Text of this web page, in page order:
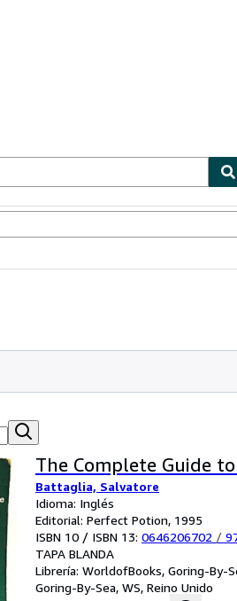
The Complete Guide
Battaglia, Salvatore
Idioma: Inglés
Editorial: Perfect Potion, 1995
ISBN 10 / ISBN 13: 0646206702 /
TAPA BLANDA
Librería: WorldofBooks, Goring-By-
Goring-By-Sea, WS, Reino Unido